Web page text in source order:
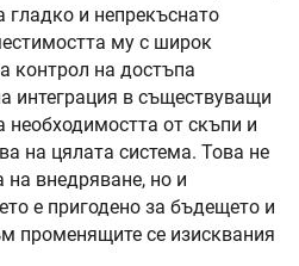
гладко и непрекъснато
му с широк
контрол на достъпа
интеграция в съществуващи
необходимостта от скъпи и
на цялата система. Това не
на внедряване, но и
е пригодено за бъдещето и
променящите се изисквания